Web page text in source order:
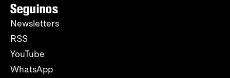
Seguinos
Newsletters
RSS
YouTube
WhatsApp